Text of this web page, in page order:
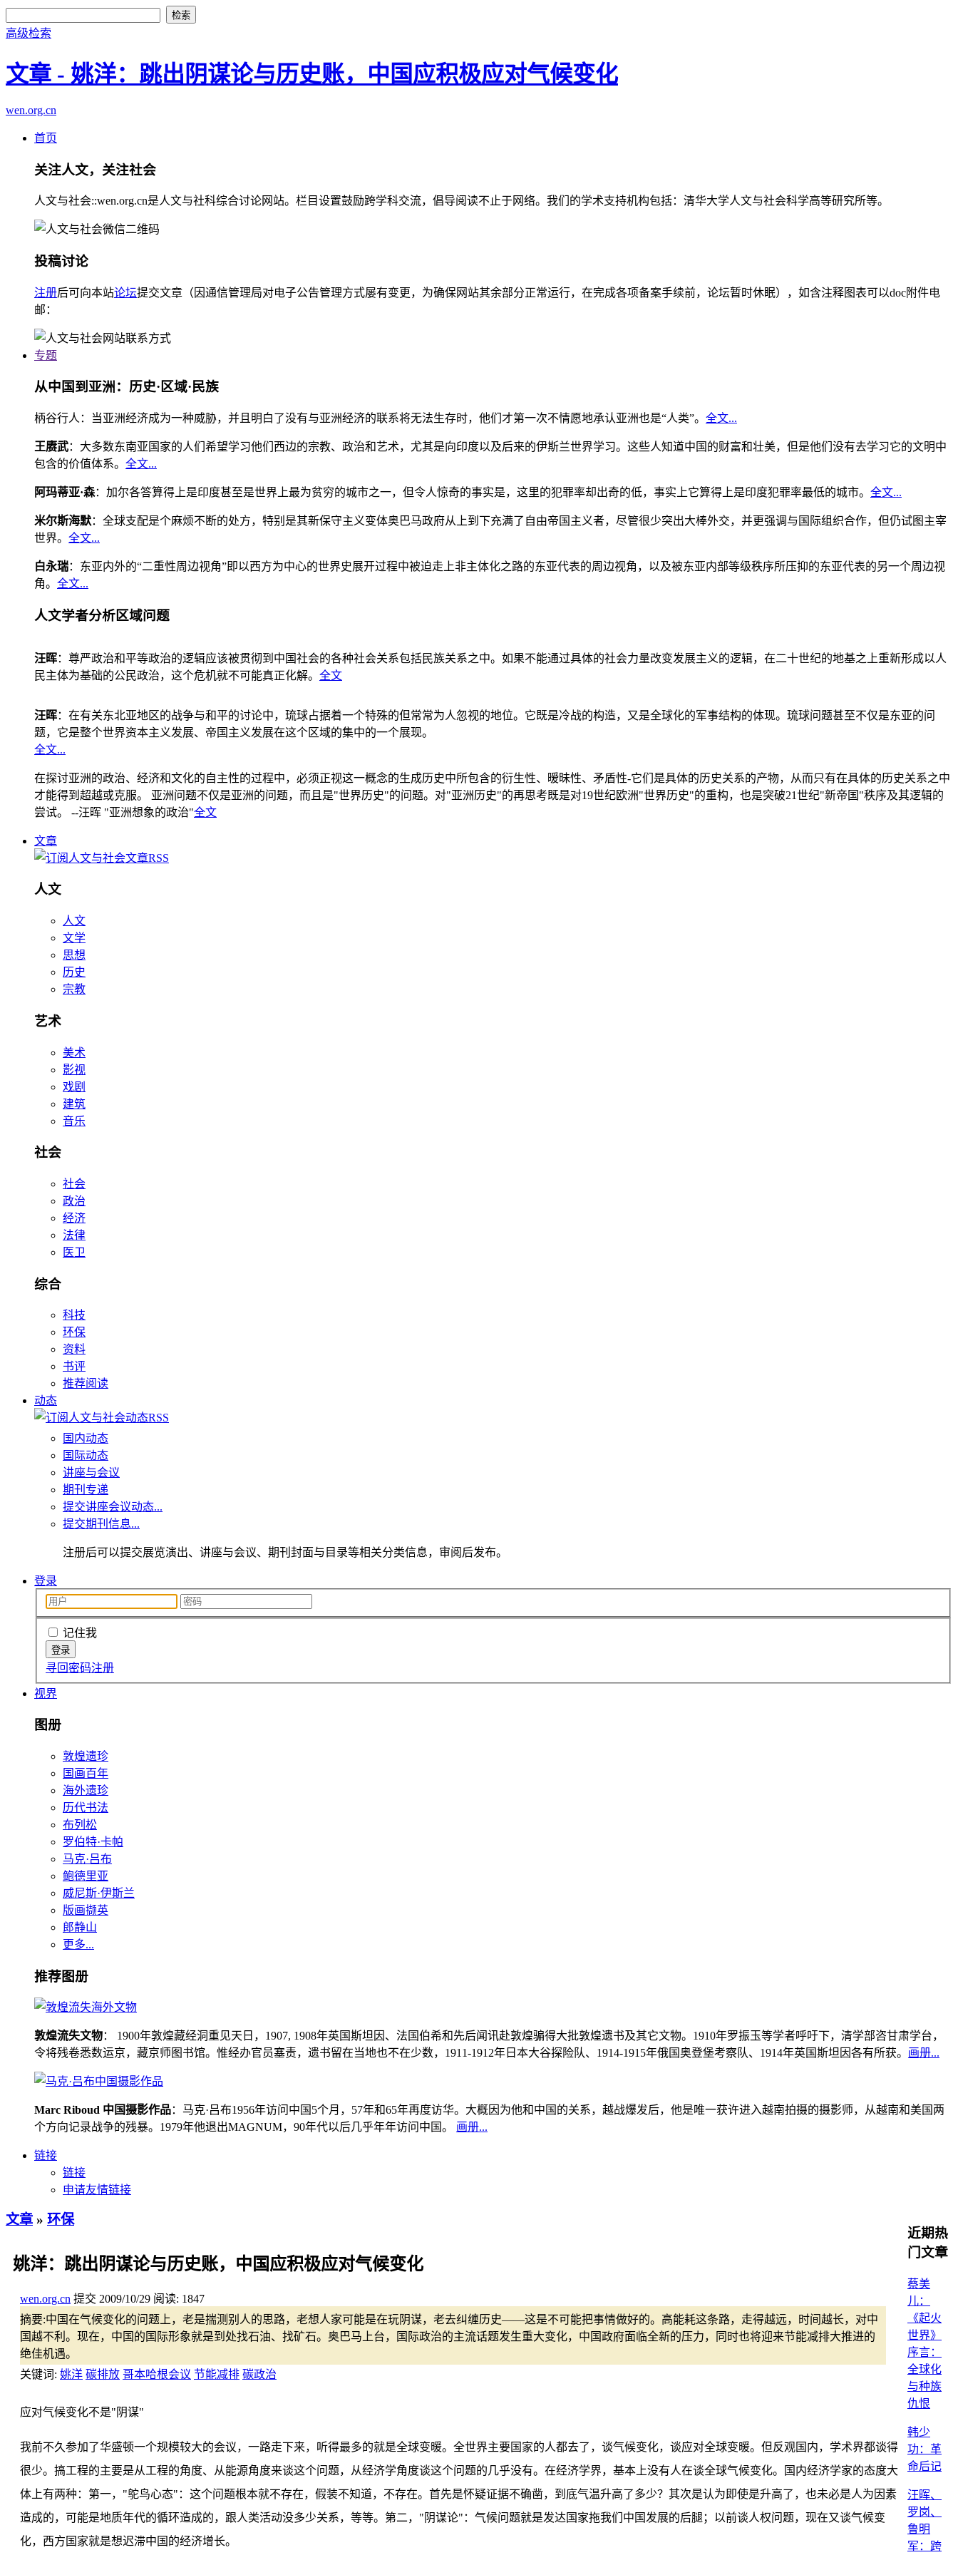
高级检索
文章 - 姚洋：跳出阴谋论与历史账，中国应积极应对气候变化
wen.org.cn
首页
关注人文，关注社会
人文与社会::wen.org.cn是人文与社科综合讨论网站。栏目设置鼓励跨学科交流，倡导阅读不止于网络。我们的学术支持机构包括：清华大学人文与社会科学高等研究所等。
投稿讨论
注册后可向本站论坛提交文章（因通信管理局对电子公告管理方式屡有变更，为确保网站其余部分正常运行，在完成各项备案手续前，论坛暂时休眠），如含注释图表可以doc附件电
邮：
专题
从中国到亚洲：历史·区域·民族
柄谷行人：当亚洲经济成为一种威胁，并且明白了没有与亚洲经济的联系将无法生存时，他们才第一次不情愿地承认亚洲也是“人类”。 全文...
王赓武：大多数东南亚国家的人们希望学习他们西边的宗教、政治和艺术，尤其是向印度以及后来的伊斯兰世界学习。这些人知道中国的财富和壮美，但是他们没有去学习它的文明中
包含的价值体系。 全文...
阿玛蒂亚·森：加尔各答算得上是印度甚至是世界上最为贫穷的城市之一，但令人惊奇的事实是，这里的犯罪率却出奇的低，事实上它算得上是印度犯罪率最低的城市。 全文...
米尔斯海默：全球支配是个麻烦不断的处方，特别是其新保守主义变体奥巴马政府从上到下充满了自由帝国主义者，尽管很少突出大棒外交，并更强调与国际组织合作，但仍试图主宰
世界。 全文...
白永瑞：东亚内外的“二重性周边视角”即以西方为中心的世界史展开过程中被迫走上非主体化之路的东亚代表的周边视角，以及被东亚内部等级秩序所压抑的东亚代表的另一个周边视
角。 全文...
人文学者分析区域问题
汪晖：尊严政治和平等政治的逻辑应该被贯彻到中国社会的各种社会关系包括民族关系之中。如果不能通过具体的社会力量改变发展主义的逻辑，在二十世纪的地基之上重新形成以人
民主体为基础的公民政治，这个危机就不可能真正化解。 全文
汪晖：在有关东北亚地区的战争与和平的讨论中，琉球占据着一个特殊的但常常为人忽视的地位。它既是冷战的构造，又是全球化的军事结构的体现。琉球问题甚至不仅是东亚的问
题，它是整个世界资本主义发展、帝国主义发展在这个区域的集中的一个展现。
全文...
在探讨亚洲的政治、经济和文化的自主性的过程中，必须正视这一概念的生成历史中所包含的衍生性、暧昧性、矛盾性-它们是具体的历史关系的产物，从而只有在具体的历史关系之中
才能得到超越或克服。 亚洲问题不仅是亚洲的问题，而且是"世界历史"的问题。对"亚洲历史"的再思考既是对19世纪欧洲"世界历史"的重构，也是突破21世纪"新帝国"秩序及其逻辑的
尝试。 --汪晖 "亚洲想象的政治"全文
文章
人文
人文
文学
思想
历史
宗教
艺术
美术
影视
戏剧
建筑
音乐
社会
社会
政治
经济
法律
医卫
综合
科技
环保
资料
书评
推荐阅读
动态
国内动态
国际动态
讲座与会议
期刊专递
提交讲座会议动态...
提交期刊信息...
注册后可以提交展览演出、讲座与会议、期刊封面与目录等相关分类信息，审阅后发布。
登录
记住我
寻回密码注册
视界
图册
敦煌遗珍
国画百年
海外遗珍
历代书法
布列松
罗伯特·卡帕
马克·吕布
鲍德里亚
威尼斯·伊斯兰
版画撷英
郎静山
更多...
推荐图册
敦煌流失文物： 1900年敦煌藏经洞重见天日，1907, 1908年英国斯坦因、法国伯希和先后闻讯赴敦煌骗得大批敦煌遗书及其它文物。1910年罗振玉等学者呼吁下，清学部咨甘肃学台，
令将残卷悉数运京，藏京师图书馆。惟经办官员塞责，遗书留在当地也不在少数，1911-1912年日本大谷探险队、1914-1915年俄国奥登堡考察队、1914年英国斯坦因各有所获。 画册...
Marc Riboud 中国摄影作品：马克·吕布1956年访问中国5个月，57年和65年再度访华。大概因为他和中国的关系，越战爆发后，他是唯一获许进入越南拍摄的摄影师，从越南和美国两
个方向记录战争的残暴。1979年他退出MAGNUM，90年代以后几乎年年访问中国。 画册...
链接
链接
申请友情链接
文章 » 环保
姚洋：跳出阴谋论与历史账，中国应积极应对气候变化
wen.org.cn 提交 2009/10/29 阅读: 1847
摘要:中国在气候变化的问题上，老是揣测别人的思路，老想人家可能是在玩阴谋，老去纠缠历史——这是不可能把事情做好的。高能耗这条路，走得越远，时间越长，对中
国越不利。现在，中国的国际形象就是到处找石油、找矿石。奥巴马上台，国际政治的主流话题发生重大变化，中国政府面临全新的压力，同时也将迎来节能减排大推进的
绝佳机遇。
关键词: 姚洋 碳排放 哥本哈根会议 节能减排 碳政治
应对气候变化不是"阴谋"
我前不久参加了华盛顿一个规模较大的会议，一路走下来，听得最多的就是全球变暖。全世界主要国家的人都去了，谈气候变化，谈应对全球变暖。但反观国内，学术界都谈得
很少。搞工程的主要是从工程的角度、从能源角度来谈这个问题，从经济学角度谈这个问题的几乎没有。在经济学界，基本上没有人在谈全球气候变化。国内经济学家的态度大
体上有两种：第一，"鸵鸟心态"：这个问题根本就不存在，假装不知道，不存在。首先是怀疑证据不确凿，到底气温升高了多少？其次是认为即使是升高了，也未必是人为因素
造成的，可能是地质年代的循环造成的，跟人类活动没多少关系，等等。第二，"阴谋论"：气候问题就是发达国家拖我们中国发展的后腿；以前谈人权问题，现在又谈气候变
化，西方国家就是想迟滞中国的经济增长。
近期热
门文章
蔡美
儿：
《起火
世界》
序言：
全球化
与种族
仇恨
韩少
功：革
命后记
汪晖、
罗岗、
鲁明
军：跨